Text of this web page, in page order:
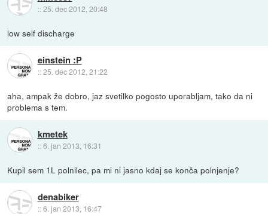
::25. dec 2012, 20:48
low self discharge
einstein :P
::25. dec 2012, 21:22
aha, ampak že dobro, jaz svetilko pogosto uporabljam, tako da ni
problema s tem.
kmetek
::6. jan 2013, 16:31
Kupil sem 1L polnilec, pa mi ni jasno kdaj se konča polnjenje?
denabiker
::6. jan 2013, 16:47